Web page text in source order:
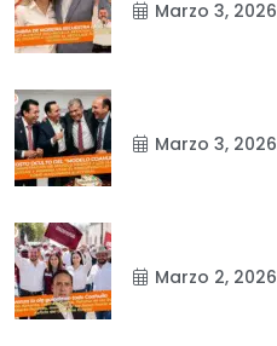
Marzo 3, 2026
Marzo 3, 2026
Marzo 2, 2026